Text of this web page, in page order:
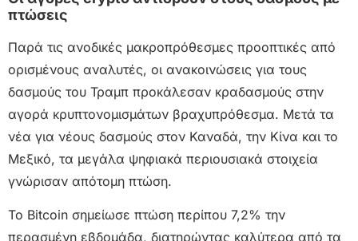
πτώσεις
Παρά τις ανοδικές μακροπρόθεσμες προοπτικές από
ορισμένους αναλυτές, οι ανακοινώσεις για τους
δασμούς του Τραμπ προκάλεσαν κραδασμούς στην
αγορά κρυπτονομισμάτων βραχυπρόθεσμα. Μετά τα
νέα για νέους δασμούς στον Καναδά, την Κίνα και το
Μεξικό, τα μεγάλα ψηφιακά περιουσιακά στοιχεία
γνώρισαν απότομη πτώση.
Το Bitcoin σημείωσε πτώση περίπου 7,2% την
περασμένη εβδομάδα, διατηρώντας καλύτερα από τα